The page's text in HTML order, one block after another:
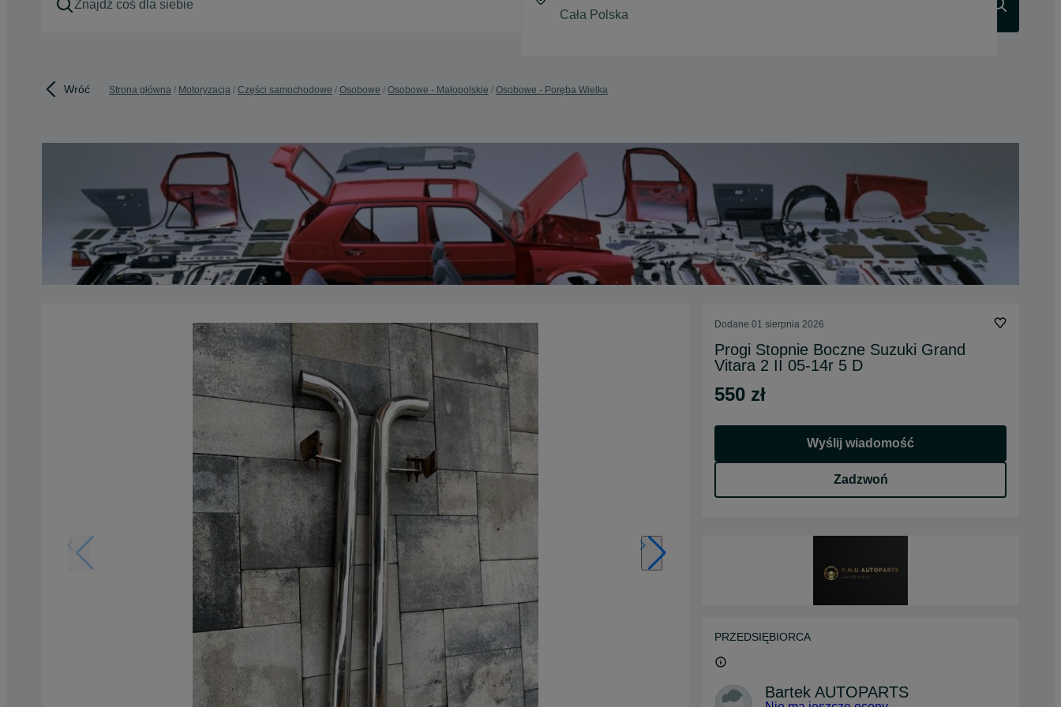
Wróć Strona główna Motoryzacja Części samochodowe Osobowe Osobowe - Małopolskie Osobowe - Poręba Wielka
Dodane 01 sierpnia 2026
Progi Stopnie Boczne Suzuki Grand
Vitara 2 II 05-14r 5 D
550 zł
Wyślij wiadomość
Zadzwoń
PRZEDSIĘBIORCA
Bartek AUTOPARTS